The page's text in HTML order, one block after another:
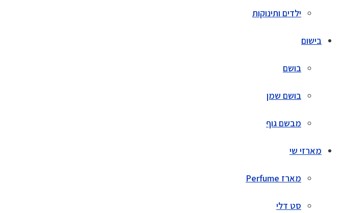
ילדים ותינוקות
בישום
בושם
בושם שמן
מבשם גוף
מארזי שי
מארז Perfume
סט דלי